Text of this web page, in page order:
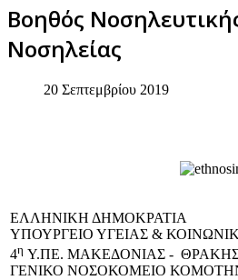
Βοηθός
Νοσηλείας
20 Σεπτεμβρίου 2019
EΛΛΗΝΙΚΗ ΔΗΜΟΚΡΑΤΙΑ
ΥΠΟΥΡΓΕΙΟ ΥΓΕΙΑΣ &
4η Υ.ΠΕ. ΜΑΚΕΔΟΝΙΑΣ -
ΓΕΝΙΚΟ NΟΣΟΚΟΜΕΙΟ